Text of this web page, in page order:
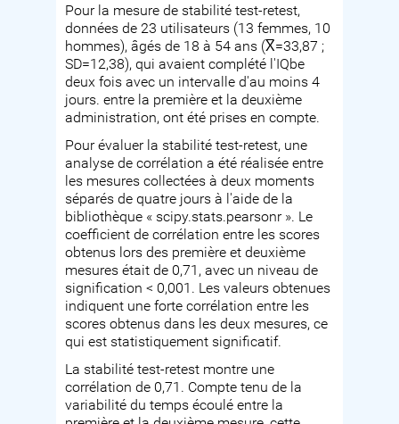
Pour la mesure de stabilité test-retest,
données de 23 utilisateurs (13 femmes, 10
hommes), âgés de 18 à 54 ans (X̅=33,87 ;
SD=12,38), qui avaient complété l'IQbe
deux fois avec un intervalle d'au moins 4
jours. entre la première et la deuxième
administration, ont été prises en compte.
Pour évaluer la stabilité test-retest, une
analyse de corrélation a été réalisée entre
les mesures collectées à deux moments
séparés de quatre jours à l'aide de la
bibliothèque « scipy.stats.pearsonr ». Le
coefficient de corrélation entre les scores
obtenus lors des première et deuxième
mesures était de 0,71, avec un niveau de
signification < 0,001. Les valeurs obtenues
indiquent une forte corrélation entre les
scores obtenus dans les deux mesures, ce
qui est statistiquement significatif.
La stabilité test-retest montre une
corrélation de 0,71. Compte tenu de la
variabilité du temps écoulé entre la